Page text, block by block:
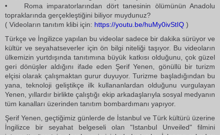
• Roma imparatorlarından dört tanesinin ölümünün Anadolu
topraklarında gerçekleştiğini biliyor muydunuz?
( Videoların tanıtım klibi için: https://youtu.be/huMy0ivStIQ )
Türkçe ve İngilizce yapılan bu videolar sadece bir dakika sürüyor ve
kültür ve seyahatseverler için ön bilgi niteliği taşıyor. Bu videoların
ülkemizin yurtdışında tanıtımına büyük katkısı olduğunu, çok güzel
geri dönüşler aldığını ifade eden Şerif Yenen, gönüllü bir turizm
elçisi olarak çalışmaktan gurur duyuyor. Turizme başladığından bu
yana, teknoloji geliştikçe ilk kullananlardan olduğunu vurgulayan
Yenen, yıllardır birlikte çalıştığı ekip arkadaşlarıyla sosyal medyanın
tüm kanalları üzerinden tanıtım bombardımanı yapıyor.
Şerif Yenen, geçtiğimiz günlerde de İstanbul ve Türk kültürü üzerine
İngilizce bir seyahat belgeseli olan "Istanbul Unveiled" filmini